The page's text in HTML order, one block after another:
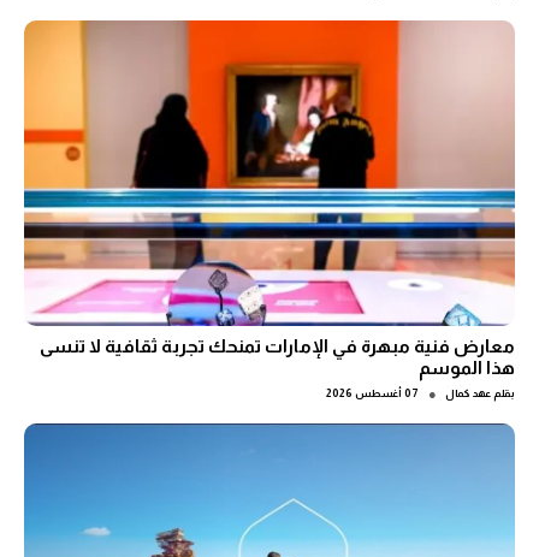
معارض فنية مبهرة في الإمارات تمنحك تجربة ثقافية لا تنسى
هذا الموسم
بقلم عهد كمال ● 07 أغسطس 2026